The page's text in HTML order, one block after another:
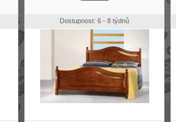
Dostupnost: 6 - 8 týdnů